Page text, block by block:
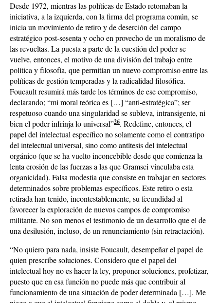
Desde 1972, mientras las políticas de Estado retomaban la
iniciativa, a la izquierda, con la firma del programa común, se
inicia un movimiento de retiro y de deserción del campo
estratégico post-sesenta y ocho en provecho de un moralismo de
las revueltas. La puesta a parte de la cuestión del poder se
vuelve, entonces, el motivo de una división del trabajo entre
política y filosofía, que permitían un nuevo compromiso entre las
políticas de gestión temperadas y la radicalidad filosófica.
Foucault resumirá más tarde los términos de ese compromiso,
declarando; “mi moral teórica es […] “anti-estratégica”; ser
respetuoso cuando una singularidad se subleva, intransigente, ni
bien el poder infrinja lo universal”26. Redefine, entonces, el
papel del intelectual específico no solamente como el contratipo
del intelectual universal, sino como antítesis del intelectual
orgánico (que se ha vuelto inconcebible desde que comienza la
lenta erosión de las fuerzas a las que Gramsci vinculaba esta
organicidad). Falsa modestia que consiste en trabajar en sectores
determinados sobre problemas específicos. Este retiro o esta
retirada han tenido, incontestablemente, su fecundidad al
favorecer la exploración de nuevos campos de compromiso
militante. No son menos el testimonio de un desarrollo que el de
una desilusión, incluso, de un renunciamiento (sin retractación).
“No quiero para nada, insiste Foucault, desempeñar el papel de
quien prescribe soluciones. Considero que el papel del
intelectual hoy no es hacer la ley, proponer soluciones, profetizar,
puesto que en esa función no puede más que contribuir al
funcionamiento de una situación de poder determinada […]. Me